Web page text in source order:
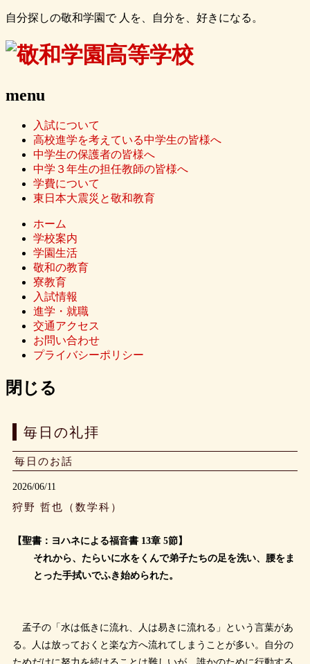
自分探しの敬和学園で 人を、自分を、好きになる。
menu
入試について
高校進学を考えている中学生の皆様へ
中学生の保護者の皆様へ
中学３年生の担任教師の皆様へ
学費について
東日本大震災と敬和教育
ホーム
学校案内
学園生活
敬和の教育
寮教育
入試情報
進学・就職
交通アクセス
お問い合わせ
プライバシーポリシー
閉じる
毎日の礼拝
毎日のお話
2026/06/11
狩野 哲也（数学科）
【聖書：ヨハネによる福音書 13章 5節】
それから、たらいに水をくんで弟子たちの足を洗い、腰をま
とった手拭いでふき始められた。
孟子の「水は低きに流れ、人は易きに流れる」という言葉があ
る。人は放っておくと楽な方へ流れてしまうことが多い。自分の